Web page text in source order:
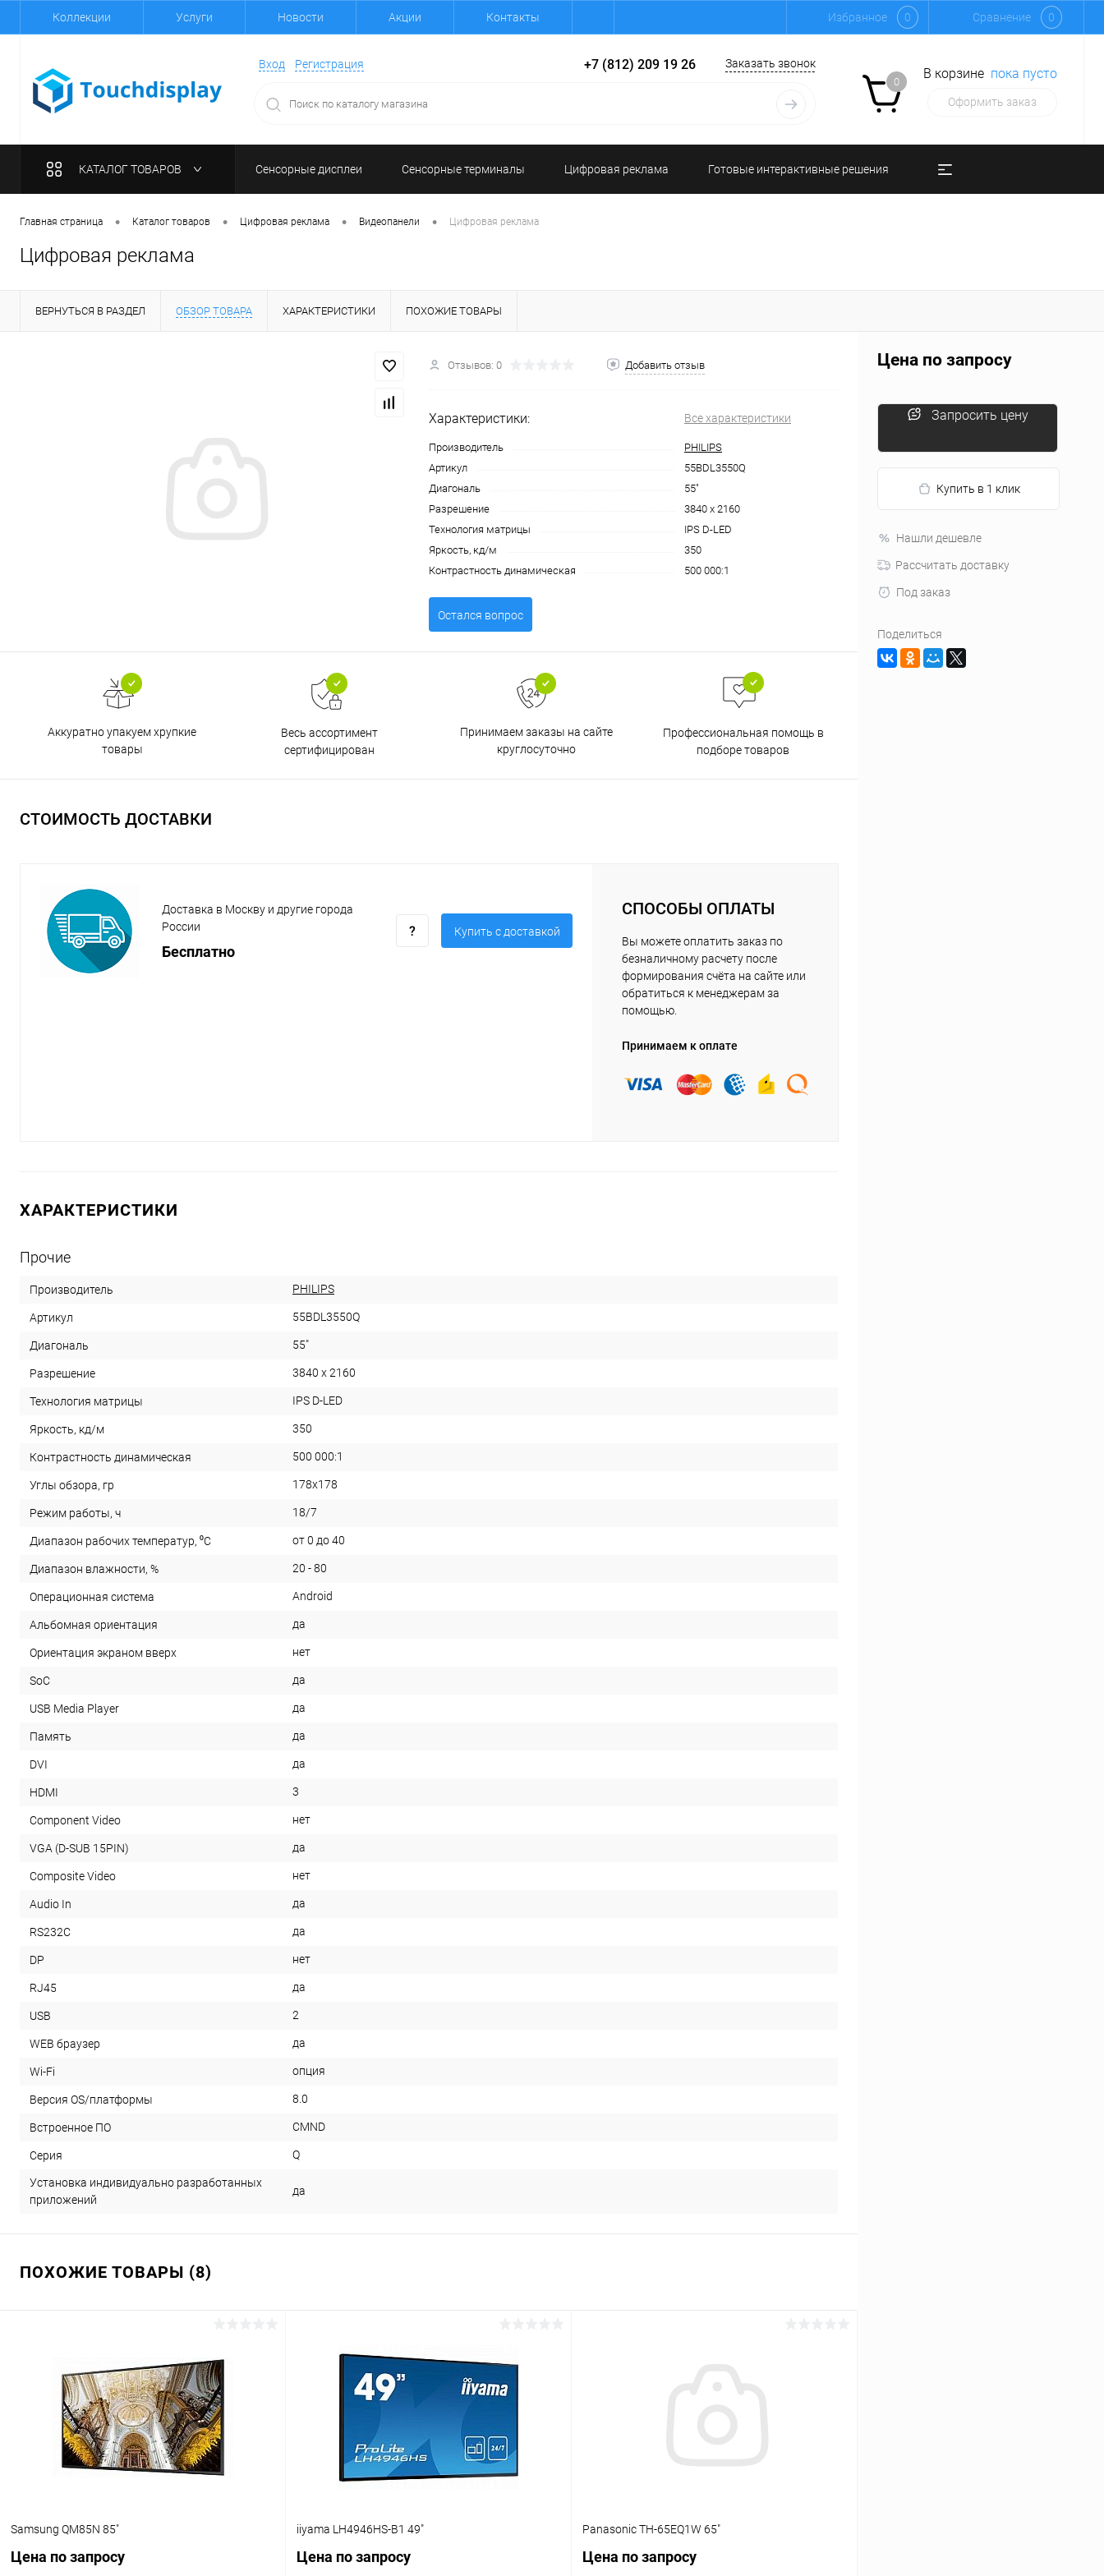
Коллекции Услуги Новости Акции Контакты Избранное 0 Сравнение 0
Вход Регистрация +7 (812) 209 19 26 Заказать звонок
0
В корзине пока пусто
Оформить заказ
КАТАЛОГ ТОВАРОВ Сенсорные дисплеи Сенсорные терминалы Цифровая реклама Готовые интерактивные решения
Главная страница • Каталог товаров • Цифровая реклама • Видеопанели • Цифровая реклама
Цифровая реклама
ВЕРНУТЬСЯ В РАЗДЕЛ ОБЗОР ТОВАРА ХАРАКТЕРИСТИКИ ПОХОЖИЕ ТОВАРЫ
Отзывов: 0 Добавить отзыв
Характеристики: Все характеристики
Производитель
PHILIPS
Артикул
55BDL3550Q
Диагональ
55"
Разрешение
3840 x 2160
Технология матрицы
IPS D-LED
Яркость, кд/м
350
Контрастность динамическая
500 000:1
Остался вопрос
Аккуратно упакуем хрупкие
товары
Весь ассортимент
сертифицирован
Принимаем заказы на сайте
круглосуточно
Профессиональная помощь в
подборе товаров
СТОИМОСТЬ ДОСТАВКИ
Доставка в Москву и другие города
России
Бесплатно
Купить c доставкой
СПОСОБЫ ОПЛАТЫ
Вы можете оплатить заказ по
безналичному расчету после
формирования счёта на сайте или
обратиться к менеджерам за
помощью.
Принимаем к оплате
ХАРАКТЕРИСТИКИ
Прочие
Производитель PHILIPS
Артикул 55BDL3550Q
Диагональ 55"
Разрешение 3840 x 2160
Технология матрицы IPS D-LED
Яркость, кд/м 350
Контрастность динамическая 500 000:1
Углы обзора, гр 178x178
Режим работы, ч 18/7
Диапазон рабочих температур, ⁰С от 0 до 40
Диапазон влажности, % 20 - 80
Операционная система Android
Альбомная ориентация да
Ориентация экраном вверх нет
SoC да
USB Media Player да
Память да
DVI да
HDMI 3
Component Video нет
VGA (D-SUB 15PIN) да
Composite Video нет
Audio In да
RS232С да
DP нет
RJ45 да
USB 2
WEB браузер да
Wi-Fi опция
Версия OS/платформы 8.0
Встроенное ПО CMND
Серия Q
Установка индивидуально разработанных
приложений
да
ПОХОЖИЕ ТОВАРЫ (8)
Samsung QM85N 85"
Цена по запросу
iiyama LH4946HS-B1 49"
Цена по запросу
Panasonic TH-65EQ1W 65"
Цена по запросу
Цена по запросу
Запросить цену
Купить в 1 клик
Нашли дешевле
Рассчитать доставку
Под заказ
Поделиться